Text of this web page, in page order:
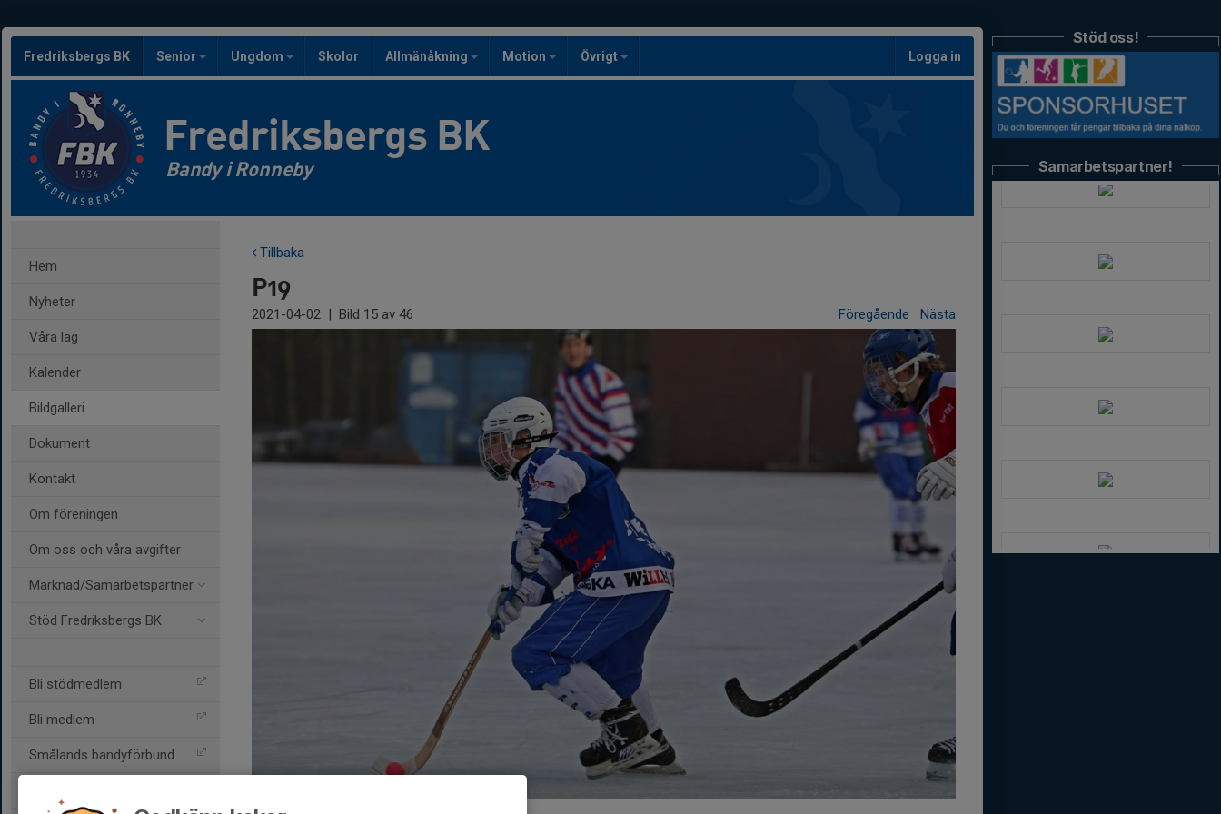
Fredriksbergs BK Senior Ungdom Skolor Allmänåkning Motion Övrigt Logga in
Fredriksbergs BK
Bandy i Ronneby
Hem
Nyheter
Våra lag
Kalender
Bildgalleri
Dokument
Kontakt
Om föreningen
Om oss och våra avgifter
Marknad/Samarbetspartner
Stöd Fredriksbergs BK
Bli stödmedlem
Bli medlem
Smålands bandyförbund
Tillbaka
P19
2021-04-02 | Bild 15 av 46 Föregående Nästa
Stöd oss!
Samarbetspartner!